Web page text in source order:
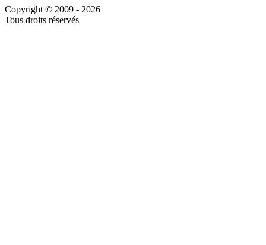
Copyright © 2009 - 2026
Tous droits réservés